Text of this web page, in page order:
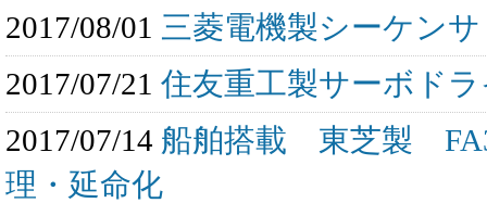
2017/08/01 三菱電機製シーケン
2017/07/21 住友重工製サーボド
2017/07/14 船舶搭載 東芝製
理・延命化